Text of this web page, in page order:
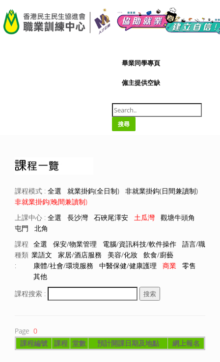
A- | A+
畢業同學專頁
僱主提供空缺
搜尋
課程模式 : 全選 就業掛鈎(全日制)
非就業掛鈎(日間兼讀制)
非就業掛鈎(晚間兼讀制)
上課中心 : 全選 長沙灣 石硤尾澤安 土瓜灣
觀塘牛頭角
屯門
北角
課程
種類
:
全選 保安/物業管理 電腦/資訊科技/軟件操作
語言/職
業語文
家居/酒店服務 美容/化妝
飲食/廚藝
康體/社會/環境服務
中醫保健/健康護理 商業
零售
其他
課程搜索 :
Page 0
課程編號
課程 堂數 預計開課日期及地點 網上報名